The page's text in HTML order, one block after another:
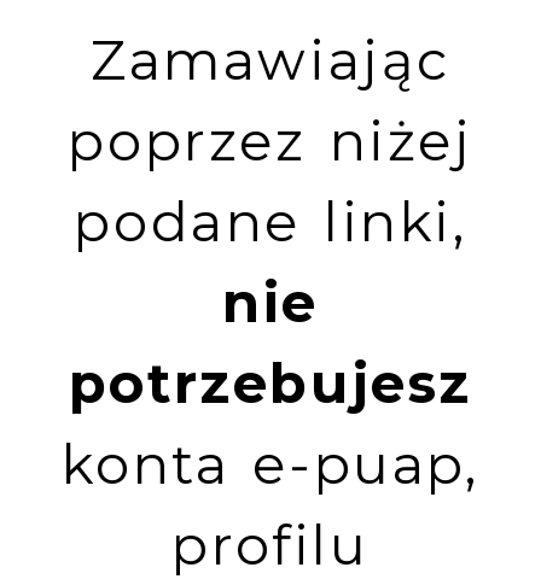
Zamawiając
poprzez niżej
podane linki,
nie
potrzebujesz
konta e-puap,
profilu